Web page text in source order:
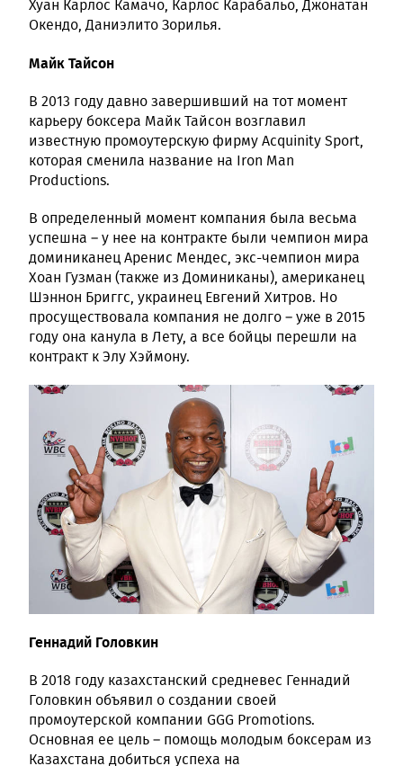
Хуан Карлос Камачо, Карлос Карабальо, Джонатан
Окендо, Даниэлито Зорилья.
Майк Тайсон
В 2013 году давно завершивший на тот момент
карьеру боксера Майк Тайсон возглавил
известную промоутерскую фирму Acquinity Sport,
которая сменила название на Iron Man
Productions.
В определенный момент компания была весьма
успешна – у нее на контракте были чемпион мира
доминиканец Аренис Мендес, экс-чемпион мира
Хоан Гузман (также из Доминиканы), американец
Шэннон Бриггс, украинец Евгений Хитров. Но
просуществовала компания не долго – уже в 2015
году она канула в Лету, а все бойцы перешли на
контракт к Элу Хэймону.
Геннадий Головкин
В 2018 году казахстанский средневес Геннадий
Головкин объявил о создании своей
промоутерской компании GGG Promotions.
Основная ее цель – помощь молодым боксерам из
Казахстана добиться успеха на